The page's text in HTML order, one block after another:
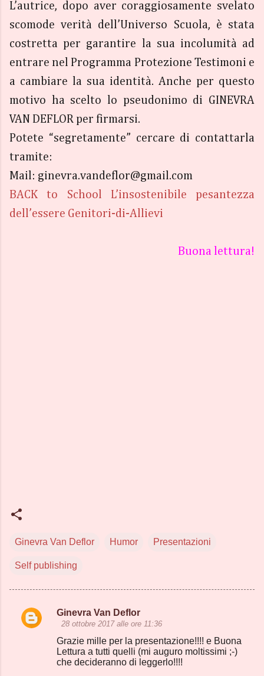
L’autrice, dopo aver coraggiosamente svelato
scomode verità dell’Universo Scuola, è stata
costretta per garantire la sua incolumità ad
entrare nel Programma Protezione Testimoni e
a cambiare la sua identità. Anche per questo
motivo ha scelto lo pseudonimo di GINEVRA
VAN DEFLOR per firmarsi.
Potete “segretamente” cercare di contattarla
tramite:
Mail: ginevra.vandeflor@gmail.com
BACK to School L’insostenibile pesantezza
dell’essere Genitori-di-Allievi
Buona lettura!
Ginevra Van Deflor Humor Presentazioni
Self publishing
C
Ginevra Van Deflor
28 ottobre 2017 alle ore 11:36
Grazie mille per la presentazione!!!! e Buona
Lettura a tutti quelli (mi auguro moltissimi ;-)
che decideranno di leggerlo!!!!